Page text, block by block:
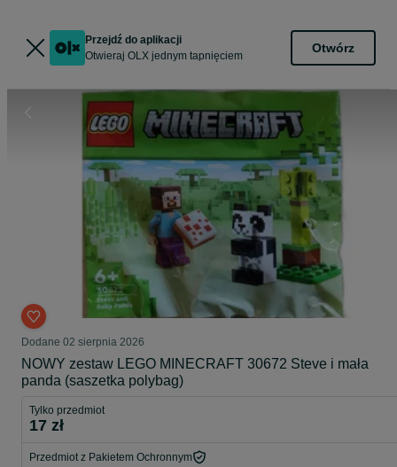
Przejdź do aplikacji
Otwieraj OLX jednym tapnięciem
Otwórz
Dodane 02 sierpnia 2026
NOWY zestaw LEGO MINECRAFT 30672 Steve i mała
panda (saszetka polybag)
Tylko przedmiot
17 zł
Przedmiot z Pakietem Ochronnym